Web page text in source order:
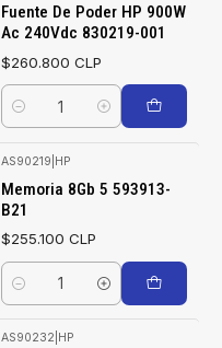
Fuente De Poder HP 900W
Ac 240Vdc 830219-001
$260.800 CLP
Cantidad
AS90219 HP
Memoria 8Gb 5 593913-
B21
$255.100 CLP
Cantidad
AS90232 HP